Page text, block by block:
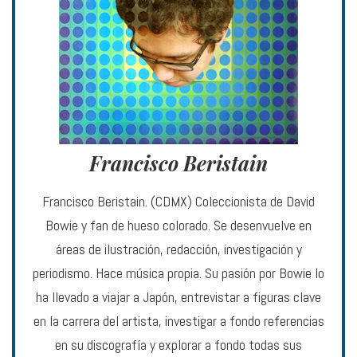
Francisco Beristain
Francisco Beristain. (CDMX) Coleccionista de David
Bowie y fan de hueso colorado. Se desenvuelve en
áreas de ilustración, redacción, investigación y
periodismo. Hace música propia. Su pasión por Bowie lo
ha llevado a viajar a Japón, entrevistar a figuras clave
en la carrera del artista, investigar a fondo referencias
en su discografía y explorar a fondo todas sus